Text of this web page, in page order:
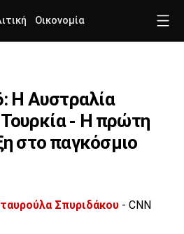
Οικονομία
Η Αυστραλία
- Η πρώτη
στο παγκόσμιο
Σπυριδάκου - CNN